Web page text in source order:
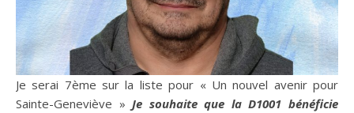
Je serai 7ème sur la liste pour « Un nouvel avenir pour
Sainte-Geneviève » Je souhaite que la D1001 bénéficie